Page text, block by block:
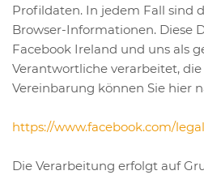
Profildaten. In jedem Fall sind
Browser-Informationen. Diese
Facebook Ireland und uns als
Verantwortliche verarbeitet,
Vereinbarung können Sie hier
https://www.facebook.com/
Die Verarbeitung erfolgt auf